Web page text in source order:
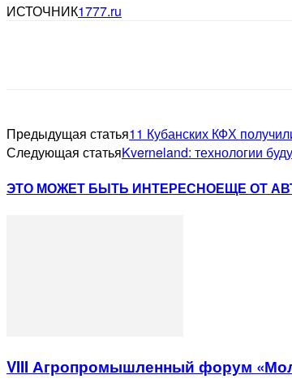
ИСТОЧНИК1777.ru
Предыдущая статья11 Кубанских КФХ
Следующая статьяKverneland: технологии
ЭТО МОЖЕТ БЫТЬ ИНТЕРЕСНОЕЩЕ ОТ
VIII Агропромышленный форум